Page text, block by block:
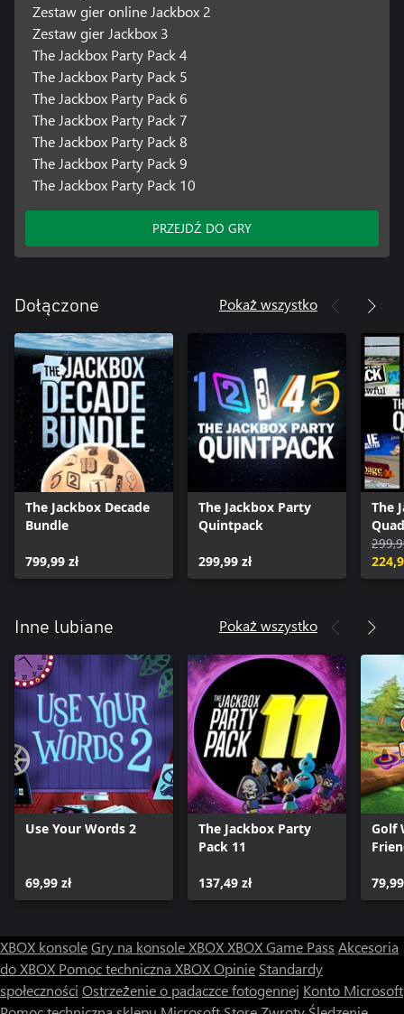
Zestaw gier online Jackbox 2
Zestaw gier Jackbox 3
The Jackbox Party Pack 4
The Jackbox Party Pack 5
The Jackbox Party Pack 6
The Jackbox Party Pack 7
The Jackbox Party Pack 8
The Jackbox Party Pack 9
The Jackbox Party Pack 10
PRZEJDŹ DO GRY
Dołączone Pokaż wszystko
The Jackbox Decade
Bundle
799,99 zł
The Jackbox Party
Quintpack
299,99 zł
The
Inne lubiane Pokaż wszystko
Use Your Words 2
69,99 zł
The Jackbox Party
Pack 11
137,49 zł
Golf
XBOX konsoleGry na konsole XBOXXBOX Game Pass Akcesoria
do XBOX Pomoc techniczna XBOXOpinie Standardy
społeczności Ostrzeżenie o padaczce fotogennej Konto Microsoft